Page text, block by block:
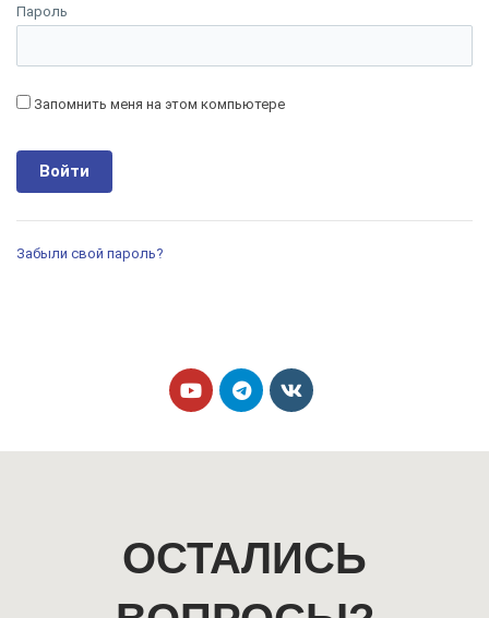
Пароль
Запомнить меня на этом компьютере
Забыли свой пароль?
ОСТАЛИСЬ